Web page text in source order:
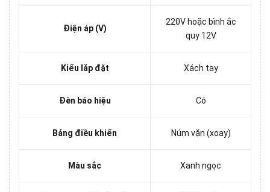
Điện áp (V)
220V hoặc bình ắc
quy 12V
Kiểu lắp đặt Xách tay
Đèn báo hiệu Có
Bảng điều khiển Núm vặn (xoay)
Màu sắc Xanh ngọc